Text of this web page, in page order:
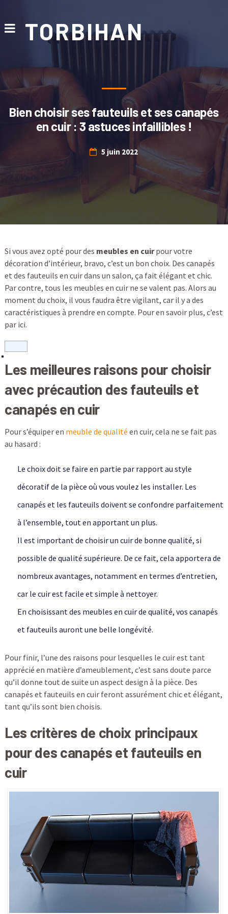
TORBIHAN
Bien choisir ses fauteuils et ses canapés
en cuir : 3 astuces infaillibles !
5 juin 2022
Si vous avez opté pour des meubles en cuirpour votre
décoration d’intérieur, bravo, c’est un bon choix. Des canapés
et des fauteuils en cuir dans un salon, ça fait élégant et chic.
Par contre, tous les meubles en cuir ne se valent pas. Alors au
moment du choix, il vous faudra être vigilant, car il y a des
caractéristiques à prendre en compte. Pour en savoir plus, c’est
par ici.
Les meilleures raisons pour choisir
avec précaution des fauteuils et
canapés en cuir
Pour s’équiper en meuble de qualité en cuir, cela ne se fait pas
au hasard :
Le choix doit se faire en partie par rapport au style
décoratif de la pièce où vous voulez les installer. Les
canapés et les fauteuils doivent se confondre parfaitement
à l’ensemble, tout en apportant un plus.
Il est important de choisir un cuir de bonne qualité, si
possible de qualité supérieure. De ce fait, cela apportera de
nombreux avantages, notamment en termes d’entretien,
car le cuir est facile et simple à nettoyer.
En choisissant des meubles en cuir de qualité, vos canapés
et fauteuils auront une belle longévité.
Pour finir, l’une des raisons pour lesquelles le cuir est tant
apprécié en matière d’ameublement, c’est sans doute parce
qu’il donne tout de suite un aspect design à la pièce. Des
canapés et fauteuils en cuir feront assurément chic et élégant,
tant qu’ils sont bien choisis.
Les critères de choix principaux
pour des canapés et fauteuils en
cuir